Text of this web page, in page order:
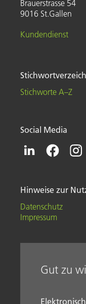
Brauerstrasse 54
9016 St.Gallen
Kundendienst
Stichworte A–Z
Social Media
Hinweise zur
Datenschutz
Impressum
Gut zu